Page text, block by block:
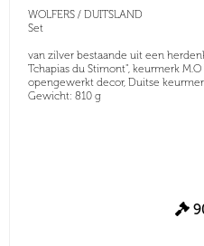
WOLFERS / DUITSLAND
Set
van zilver bestaande uit een
Tchapias du Stimont", keurmerk
opengewerkt decor, Duitse
Gewicht: 810 g